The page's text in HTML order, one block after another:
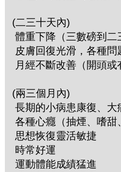
(二三十天內)
體重下降（三數磅到二
皮膚回復光滑，各種
月經不斷改善（開頭
(兩三個月內)
長期的小病患康復、大
各種心癮（抽煙、嗜甜
思想恢復靈活敏捷
時常好運
運動體能成績猛進